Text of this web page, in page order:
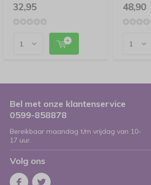
32,95 48,90
Bel met onze klantenservice
0599-858878
Bereikbaar maandag t/m vrijdag van 10-
17 uur.
Volg ons